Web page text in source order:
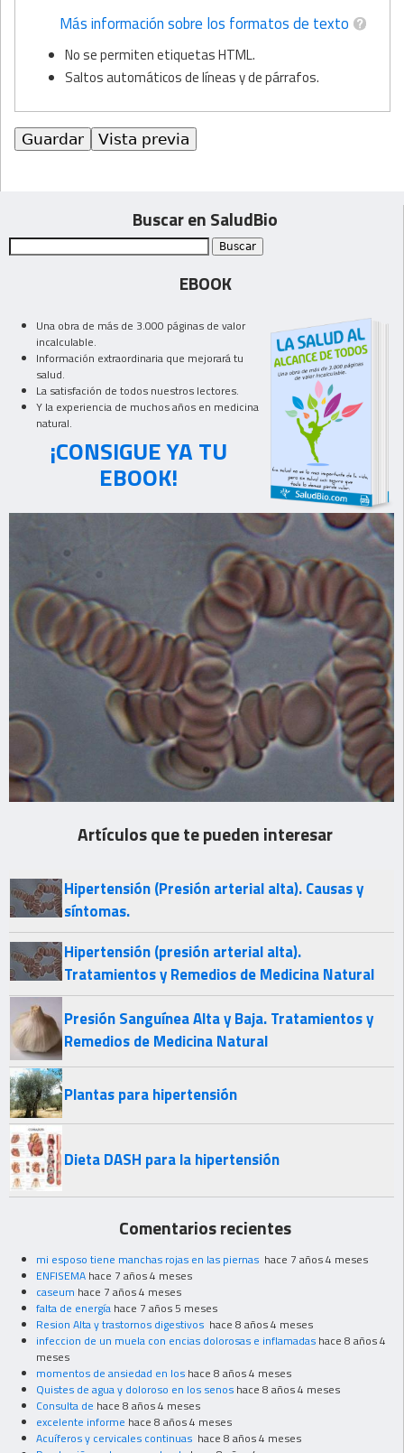
Más información sobre los formatos de texto
No se permiten etiquetas HTML.
Saltos automáticos de líneas y de párrafos.
Buscar en SaludBio
EBOOK
Una obra de más de 3.000 páginas de valor
incalculable.
Información extraordinaria que mejorará tu
salud.
La satisfación de todos nuestros lectores.
Y la experiencia de muchos años en medicina
natural.
¡CONSIGUE YA TU
EBOOK!
Artículos que te pueden interesar
Hipertensión (Presión arterial alta). Causas y
síntomas.
Hipertensión (presión arterial alta).
Tratamientos y Remedios de Medicina Natural
Presión Sanguínea Alta y Baja. Tratamientos y
Remedios de Medicina Natural
Plantas para hipertensión
Dieta DASH para la hipertensión
Comentarios recientes
mi esposo tiene manchas rojas en las piernas hace 7 años 4 meses
ENFISEMA hace 7 años 4 meses
caseum hace 7 años 4 meses
falta de energía hace 7 años 5 meses
Resion Alta y trastornos digestivos hace 8 años 4 meses
infeccion de un muela con encias dolorosas e inflamadas hace 8 años 4
meses
momentos de ansiedad en los hace 8 años 4 meses
Quistes de agua y doloroso en los senos hace 8 años 4 meses
Consulta de hace 8 años 4 meses
excelente informe hace 8 años 4 meses
Acuíferos y cervicales continuas hace 8 años 4 meses